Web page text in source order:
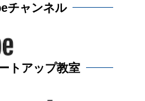
チャンネル
トアップ教室